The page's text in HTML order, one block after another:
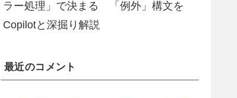
ラー処理」で決まる 「例外」構文を
Copilotと深掘り解説
最近のコメント